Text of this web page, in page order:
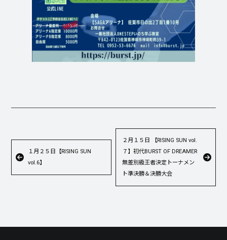
１月２５日【RISING SUN
vol.6】
２月１５日 【RISING SUN vol.
７】初代BURST OF DREAMER
無差別級王者決定トーナメン
ト準決勝＆決勝大会